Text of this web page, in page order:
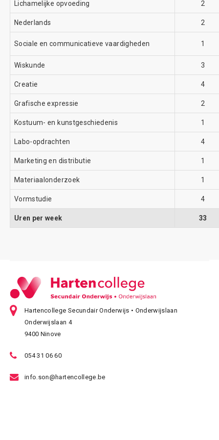
Lichamelijke opvoeding 2
Nederlands 2
Sociale en communicatieve vaardigheden 1
Wiskunde 3
Creatie 4
Grafische expressie 2
Kostuum- en kunstgeschiedenis 1
Labo-opdrachten 4
Marketing en distributie 1
Materiaalonderzoek 1
Vormstudie 4
Uren per week 33
Hartencollege Secundair Onderwijs • Onderwijslaan
Onderwijslaan 4
9400 Ninove
054 31 06 60
info.son@hartencollege.be